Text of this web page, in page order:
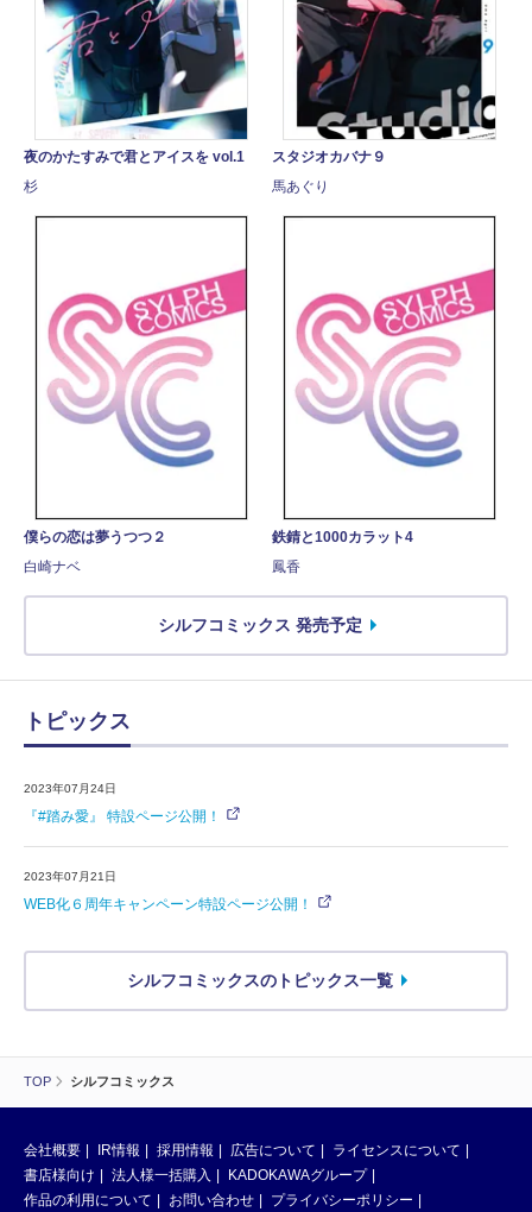
TOP シルフコミックス
夜のかたすみで君とアイスを vol.1
杉
スタジオカバナ９
馬あぐり
僕らの恋は夢うつつ２
白崎ナベ
鉄錆と1000カラット4
鳳香
シルフコミックス 発売予定
トピックス
2023年07月24日
『#踏み愛』 特設ページ公開！
2023年07月21日
WEB化６周年キャンペーン特設ページ公開！
シルフコミックスのトピックス一覧
会社概要 IR情報 採用情報 広告について
ライセンスについて
書店様向け
法人様一括購入
KADOKAWAグループ
作品の利用について
お問い合わせ プライバシーポリシー